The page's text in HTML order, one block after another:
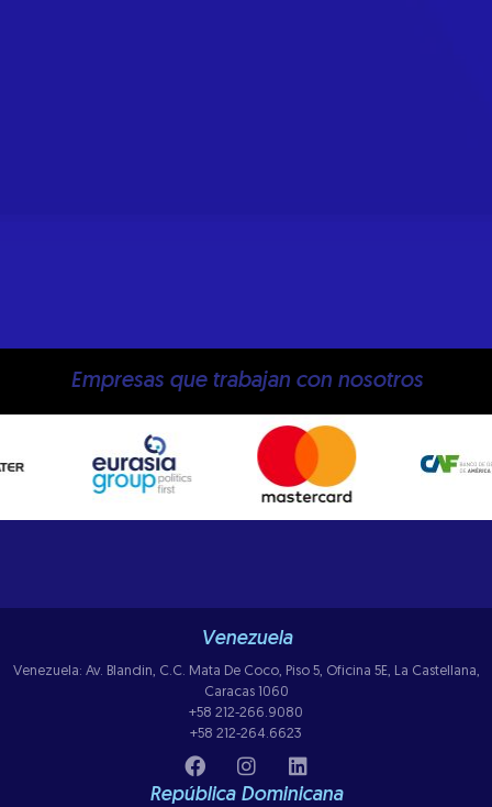
Empresas que trabajan con nosotros
Venezuela
Venezuela: Av. Blandin, C.C. Mata De Coco, Piso 5, Oficina 5E, La Castellana,
Caracas 1060
+58 212-266.9080
+58 212-264.6623
República Dominicana